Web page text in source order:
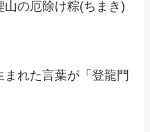
の厄除け粽(ちまき)
れた言葉が「登龍門